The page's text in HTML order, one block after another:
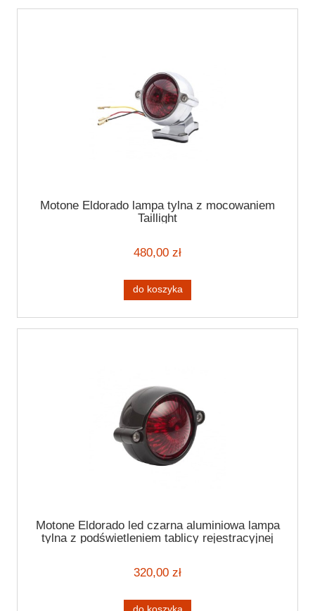
Motone Eldorado lampa tylna z mocowaniem
Taillight
480,00 zł
do koszyka
Motone Eldorado led czarna aluminiowa lampa
tylna z podświetleniem tablicy rejestracyjnej
320,00 zł